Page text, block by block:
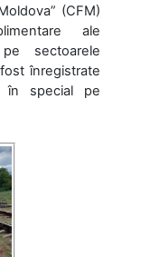
(CFM)
ale
sectoarele
înregistrate
în special pe